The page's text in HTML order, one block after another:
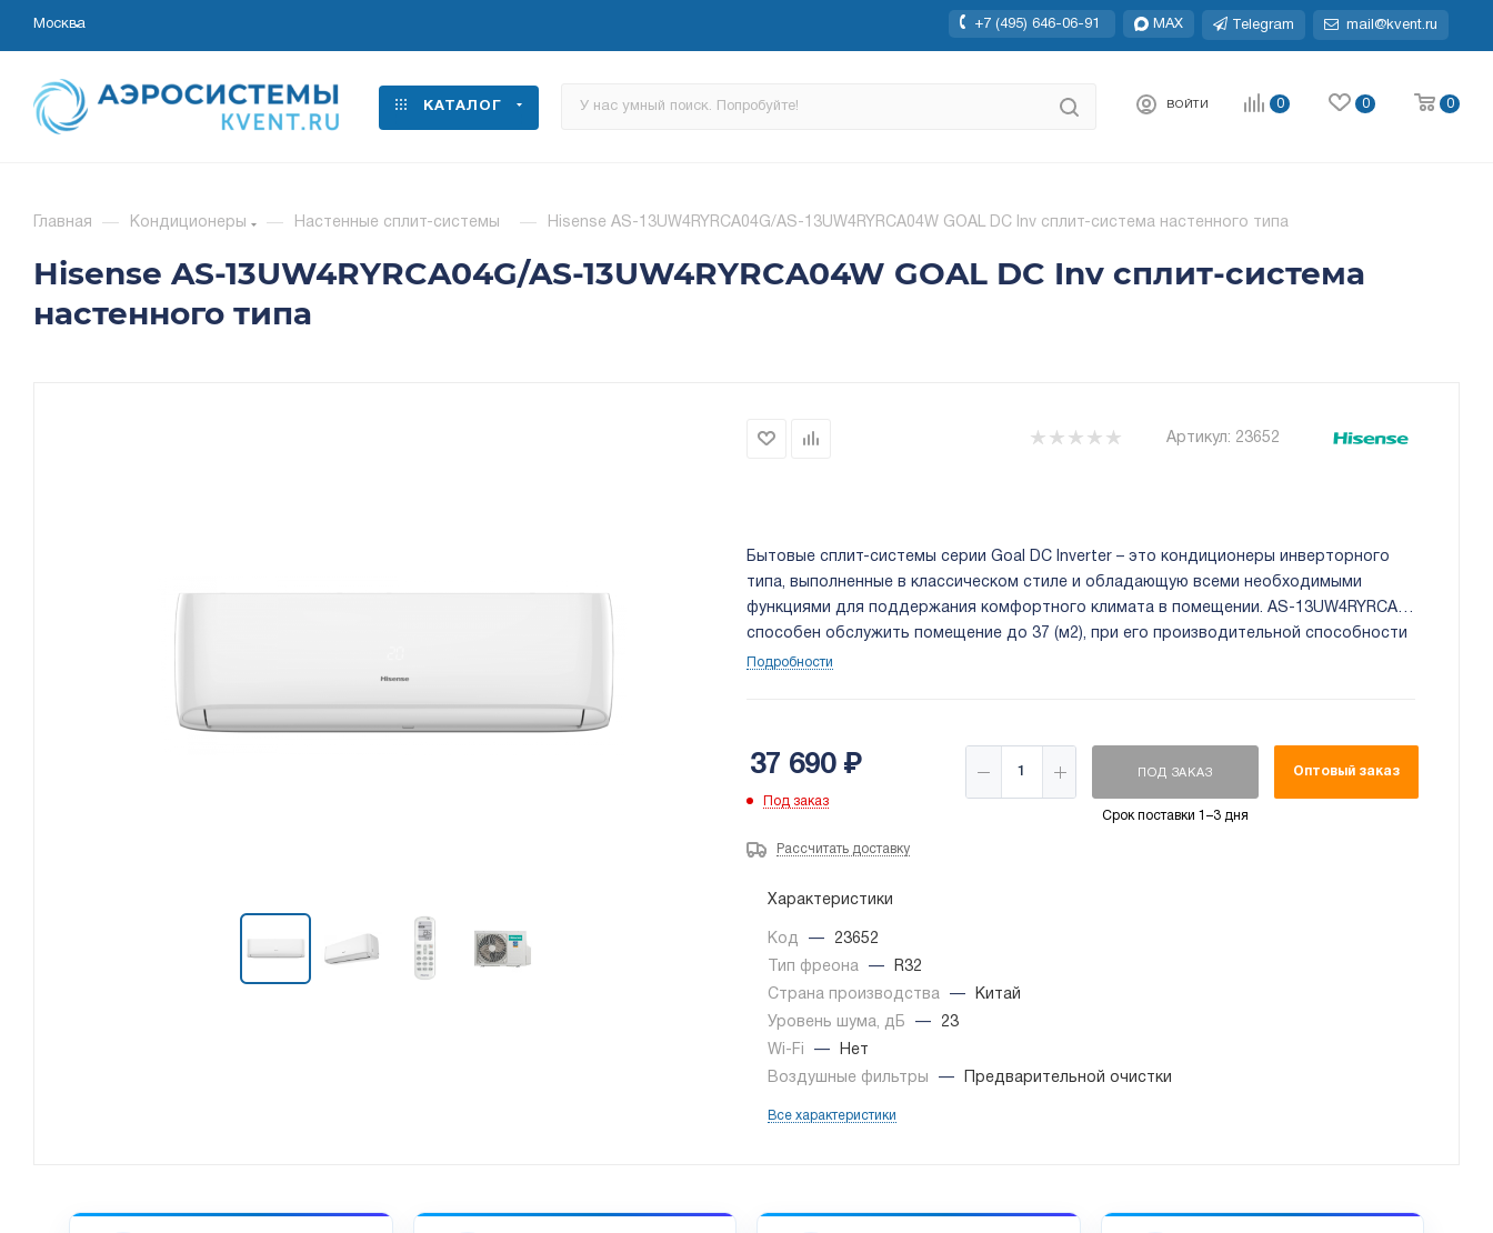
Москва +7 (495) 646-06-91 MAX Telegram mail@kvent.ru
КАТАЛОГ ВОЙТИ 0 0 0
Главная — Кондиционеры — Настенные сплит-системы — Hisense AS-13UW4RYRCA04G/AS-13UW4RYRCA04W GOAL DC Inv сплит-система настенного типа
Hisense AS-13UW4RYRCA04G/AS-13UW4RYRCA04W GOAL DC Inv сплит-система
настенного типа
Артикул: 23652
Бытовые сплит-системы серии Goal DC Inverter – это кондиционеры инверторного
типа, выполненные в классическом стиле и обладающую всеми необходимыми
функциями для поддержания комфортного климата в помещении. AS-13UW4RYRCA04
способен обслужить помещение до 37 (м2), при его производительной способности
13 (BTU). Мощность выдаваемого охлаждения 3.70 (кВт).
Подробности
37 690₽
Под заказ
ПОД ЗАКАЗ
Срок поставки 1–3 дня
Оптовый заказ
Рассчитать доставку
Характеристики
Код —
23652
Тип фреона
—
R32
Страна производства
—
Китай
Уровень шума, дБ
—
23
Wi-Fi
—
Нет
Воздушные фильтры
— Предварительной очистки
Все характеристики